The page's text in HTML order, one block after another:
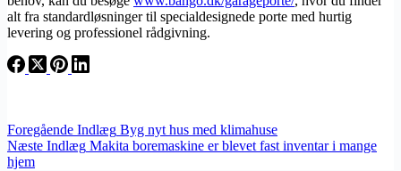
alt fra standardløsninger til specialdesignede porte med hurtig
levering og professionel rådgivning.
Foregående Indlæg Byg nyt hus med klimahuse
Næste Indlæg Makita boremaskine er blevet fast inventar i mange
hjem